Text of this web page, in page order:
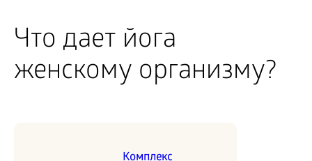
Что дает йога
женскому организму?
Комплекс